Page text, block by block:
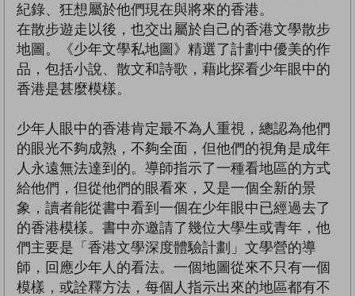
紀錄、狂想屬於他們現在與將來的香港。
在散步遊走以後，也交出屬於自己的香港文學散步
地圖。《少年文學私地圖》精選了計劃中優美的作
品，包括小說、散文和詩歌，藉此探看少年眼中的
香港是甚麼模樣。
少年人眼中的香港肯定最不為人重視，總認為他們
的眼光不夠成熟，不夠全面，但他們的視角是成年
人永遠無法達到的。導師指示了一種看地區的方式
給他們，但從他們的眼看來，又是一個全新的景
象，讀者能從書中看到一個在少年眼中已經過去了
的香港模樣。書中亦邀請了幾位大學生或青年，他
們主要是「香港文學深度體驗計劃」文學營的導
師，回應少年人的看法。一個地圖從來不只有一個
模樣，或詮釋方法，每個人指示出來的地區都有不